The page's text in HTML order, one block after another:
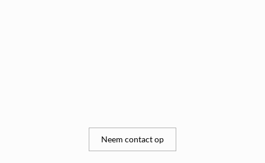
Neem contact op